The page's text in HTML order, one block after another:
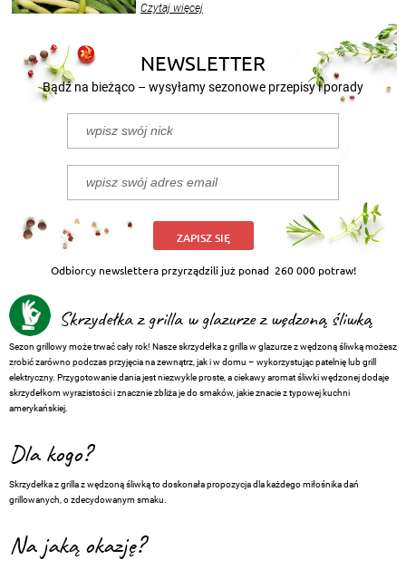
nasze propozycje!
Czytaj więcej
NEWSLETTER
Bądź na bieżąco – wysyłamy sezonowe przepisy i porady
ZAPISZ SIĘ
Odbiorcy newslettera przyrządzili już ponad 260 000 potraw!
Skrzydełka z grilla w glazurze z wędzoną śliwką
Sezon grillowy może trwać cały rok! Nasze skrzydełka z grilla w glazurze z wędzoną śliwką możesz
zrobić zarówno podczas przyjęcia na zewnątrz, jak i w domu – wykorzystując patelnię lub grill
elektryczny. Przygotowanie dania jest niezwykle proste, a ciekawy aromat śliwki wędzonej dodaje
skrzydełkom wyrazistości i znacznie zbliża je do smaków, jakie znacie z typowej kuchni
amerykańskiej.
Dla kogo?
Skrzydełka z grilla z wędzoną śliwką to doskonała propozycja dla każdego miłośnika dań
grillowanych, o zdecydowanym smaku.
Na jaką okazję?